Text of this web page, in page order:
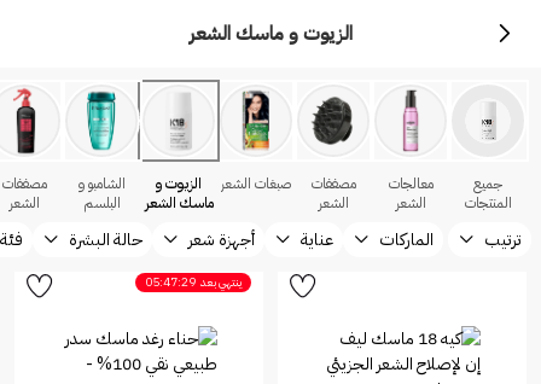
الزيوت و ماسك الشعر
جميع
المنتجات
معالجات
الشعر
مصففات
الشعر
صبغات الشعر
الزيوت و
ماسك الشعر
الشامبو و
البلسم
مصففات
الشعر
ترتيب الماركات عناية أجهزة شعر حالة البشرة
ينتهي بعد 05:47:29